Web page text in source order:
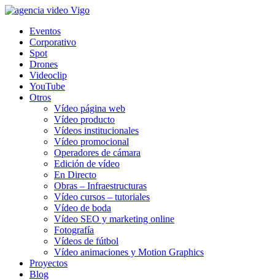
Eventos
Corporativo
Spot
Drones
Videoclip
YouTube
Otros
Vídeo página web
Vídeo producto
Vídeos institucionales
Vídeo promocional
Operadores de cámara
Edición de vídeo
En Directo
Obras – Infraestructuras
Vídeo cursos – tutoriales
Vídeo de boda
Vídeo SEO y marketing online
Fotografía
Vídeos de fútbol
Vídeo animaciones y Motion Graphics
Proyectos
Blog